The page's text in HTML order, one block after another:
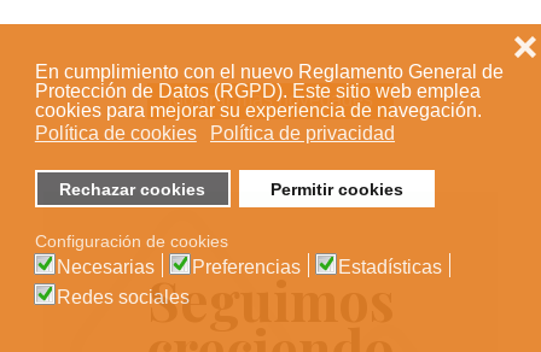
En cumplimiento con el nuevo Reglamento General de
Protección de Datos (RGPD). Este sitio web emplea
cookies para mejorar su experiencia de navegación.
Política de cookies
Política de privacidad
Rechazar cookies Permitir cookies
❌
Configuración de cookies
Necesarias Preferencias
Estadísticas
Redes sociales
Mostrar más novedades
Seguimos